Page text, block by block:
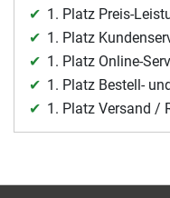
1. Platz Preis-
1. Platz
1. Platz Online-
1. Platz Bestell-
1. Platz Versand /